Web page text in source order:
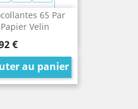
65 Par
Velin
€
au panier